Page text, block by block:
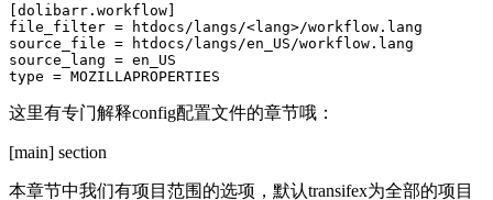
[dolibarr.workflow]
file_filter =
htdocs/langs/<lang>/workflow.lang
source_file =
htdocs/langs/en_US/workflow.lang
source_lang = en_US
type = MOZILLAPROPERTIES
这里有专门解释config配置文件的章节哦：
[main] section
本章节中我们有项目范围的选项，默认transifex为全部的项目